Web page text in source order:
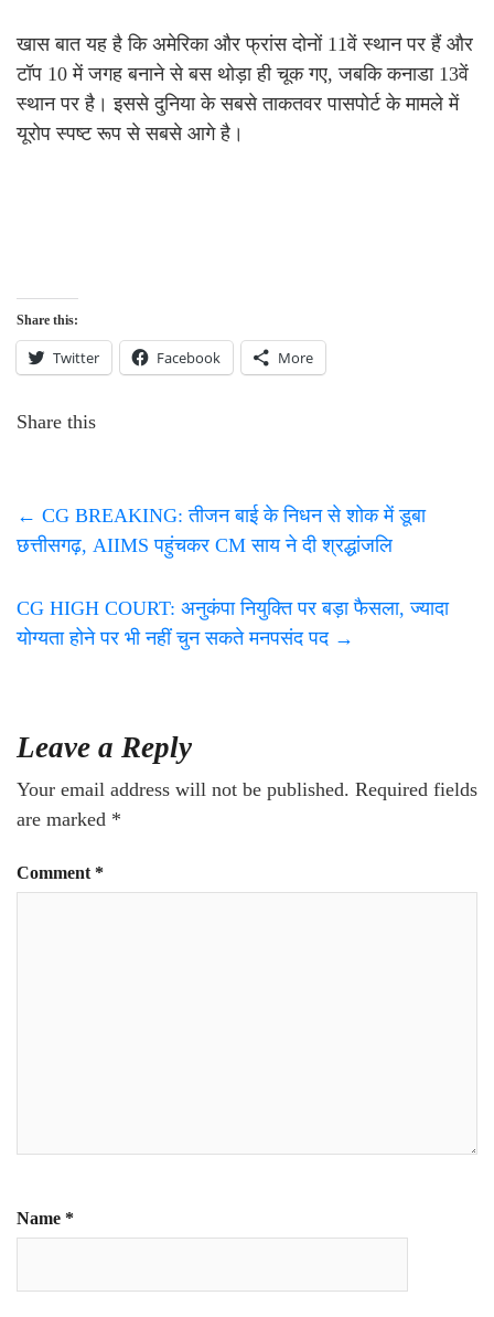
खास बात यह है कि अमेरिका और फ्रांस दोनों 11वें स्थान पर हैं और
टॉप 10 में जगह बनाने से बस थोड़ा ही चूक गए, जबकि कनाडा 13वें
स्थान पर है। इससे दुनिया के सबसे ताकतवर पासपोर्ट के मामले में
यूरोप स्पष्ट रूप से सबसे आगे है।
Share this:
Twitter Facebook More
Share this
← CG BREAKING: तीजन बाई के निधन से शोक में डूबा
छत्तीसगढ़, AIIMS पहुंचकर CM साय ने दी श्रद्धांजलि
CG HIGH COURT: अनुकंपा नियुक्ति पर बड़ा फैसला, ज्यादा
योग्यता होने पर भी नहीं चुन सकते मनपसंद पद →
Leave a Reply
Your email address will not be published. Required fields
are marked *
Comment *
Name *